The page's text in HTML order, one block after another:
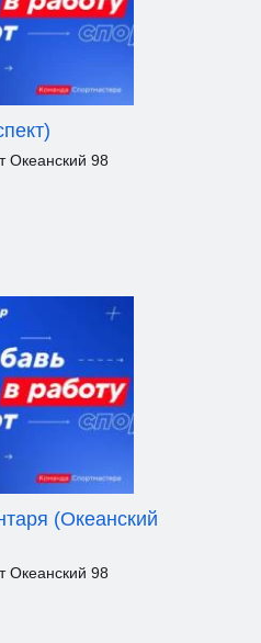
Океанский 98
(Океанский
Океанский 98